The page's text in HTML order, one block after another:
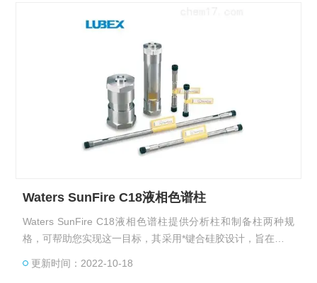
Waters SunFire C18液相色谱柱
Waters SunFire C18液相色谱柱提供分析柱和制备柱两种规
格，可帮助您实现这一目标，其采用*键合硅胶设计，旨在获得
更新时间：2022-10-18